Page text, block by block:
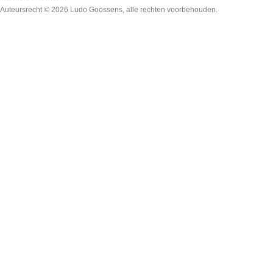
Auteursrecht © 2026 Ludo Goossens, alle rechten voorbehouden.